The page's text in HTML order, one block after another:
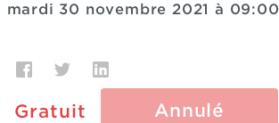
mardi 30 novembre 2021 à 09:00
Gratuit Annulé